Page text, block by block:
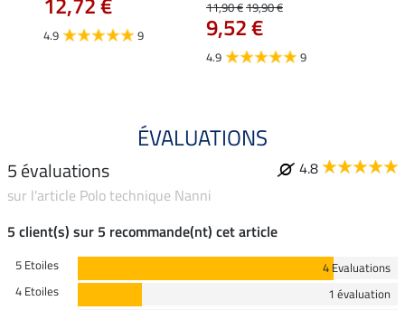
4.9 9
11,90 €19,90 €
9,52 €
4.9 9
ÉVALUATIONS
5 évaluations
4.8
sur l'article Polo technique Nanni
5 client(s) sur 5 recommande(nt) cet article
5 Etoiles
4 Evaluations
4 Etoiles
1 évaluation